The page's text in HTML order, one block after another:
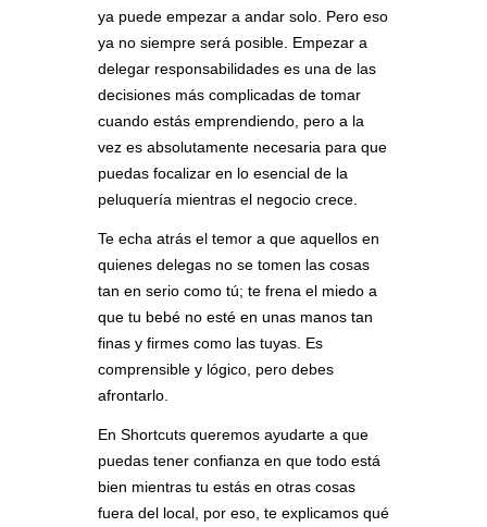
ya puede empezar a andar solo. Pero eso
ya no siempre será posible. Empezar a
delegar responsabilidades es una de las
decisiones más complicadas de tomar
cuando estás emprendiendo, pero a la
vez es absolutamente necesaria para que
puedas focalizar en lo esencial de la
peluquería mientras el negocio crece.
Te echa atrás el temor a que aquellos en
quienes delegas no se tomen las cosas
tan en serio como tú; te frena el miedo a
que tu bebé no esté en unas manos tan
finas y firmes como las tuyas. Es
comprensible y lógico, pero debes
afrontarlo.
En Shortcuts queremos ayudarte a que
puedas tener confianza en que todo está
bien mientras tu estás en otras cosas
fuera del local, por eso, te explicamos qué